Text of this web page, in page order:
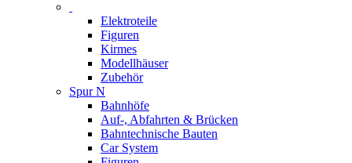
Elektroteile
Figuren
Kirmes
Modellhäuser
Zubehör
Spur N
Bahnhöfe
Auf-, Abfahrten & Brücken
Bahntechnische Bauten
Car System